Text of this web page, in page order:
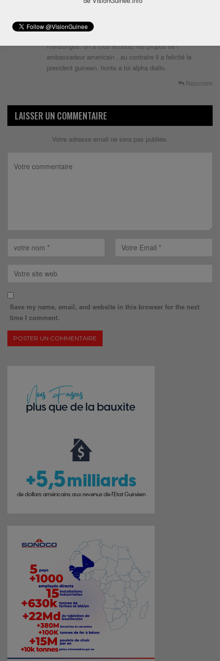
que le president alpha conde est desavoué par les
mensonges. on a tous ecoutez les propos de l
ambassadeur americain , au contraire il a felicité le
president guineen. honte a toi alpha diallo.
Répondre
LAISSER UN COMMENTAIRE
Votre adresse email ne sera pas publiée.
Save my name, email, and website in this browser for the next
time I comment.